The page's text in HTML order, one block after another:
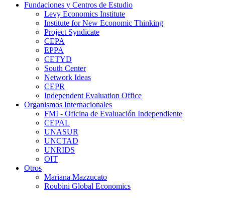
Fundaciones y Centros de Estudio
Levy Economics Institute
Institute for New Economic Thinking
Project Syndicate
CEPA
EPPA
CETYD
South Center
Network Ideas
CEPR
Independent Evaluation Office
Organismos Internacionales
FMI - Oficina de Evaluación Independiente
CEPAL
UNASUR
UNCTAD
UNRIDS
OIT
Otros
Mariana Mazzucato
Roubini Global Economics